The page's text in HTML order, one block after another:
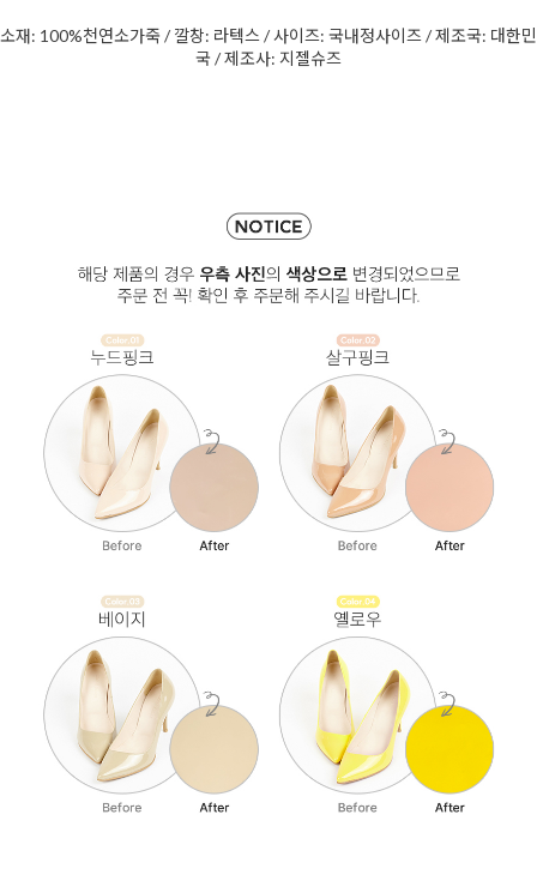
소재: 100%천연소가죽 / 깔창: 라텍스 / 사이즈: 국내정사이즈 / 제조국: 대한민
국 / 제조사: 지젤슈즈